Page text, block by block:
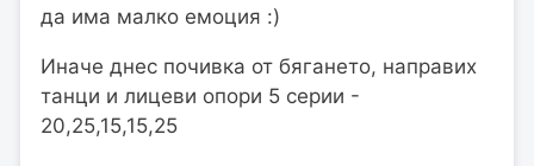
да има малко емоция :)
Иначе днес почивка от бягането, направих
танци и лицеви опори 5 серии -
20,25,15,15,25